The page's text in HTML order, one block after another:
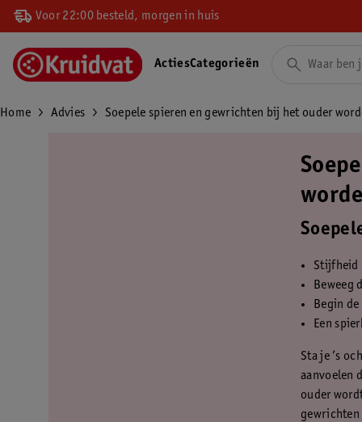
Voor 22:00 besteld, morgen in huis
ActiesCategorieën
Home Advies Soepele spieren en gewrichten bij het ouder
Stijfheid
Beweeg
Begin
Een
Sta je ’s
aanvoelen
ouder
gewrichten